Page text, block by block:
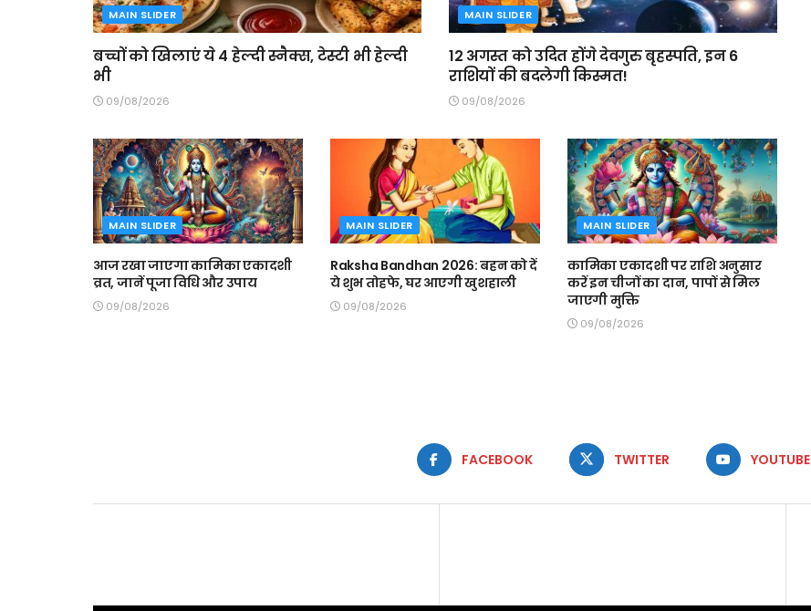
MAIN SLIDER
बच्चों को खिलाएं ये 4 हेल्दी स्नैक्स, टेस्टी भी हेल्दी
भी
09/08/2026
MAIN SLIDER
12 अगस्त को उदित होंगे देवगुरु बृहस्पति, इन 6
राशियों की बदलेगी किस्मत!
09/08/2026
MAIN SLIDER
आज रखा जाएगा कामिका एकादशी
व्रत, जानें पूजा विधि और उपाय
09/08/2026
MAIN SLIDER
Raksha Bandhan 2026: बहन को दें
ये शुभ तोहफे, घर आएगी खुशहाली
09/08/2026
MAIN SLIDER
कामिका एकादशी पर राशि अनुसार
करें इन चीजों का दान, पापों से मिल
जाएगी मुक्ति
09/08/2026
FACEBOOK TWITTER YOUTUBE